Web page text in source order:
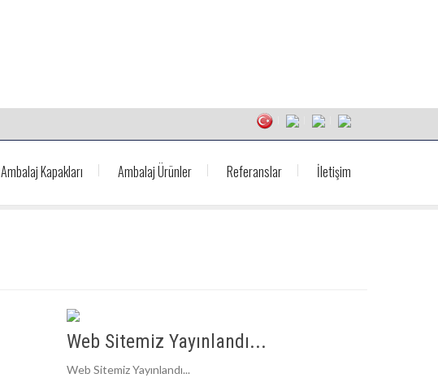
Ambalaj Kapakları Ambalaj Ürünler Referanslar İletişim
Web Sitemiz Yayınlandı...
Web Sitemiz Yayınlandı...